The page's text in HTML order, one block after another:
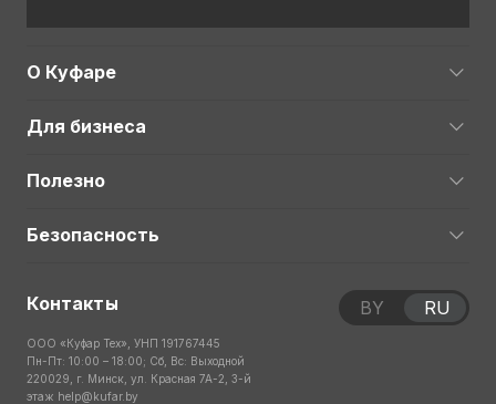
О Куфаре
Для бизнеса
Полезно
Безопасность
Контакты
ООО «Куфар Тех», УНП 191767445
Пн-Пт: 10:00 – 18:00; Сб, Вс: Выходной
220029, г. Минск, ул. Красная 7А-2, 3-й
этаж help@kufar.by
BY RU